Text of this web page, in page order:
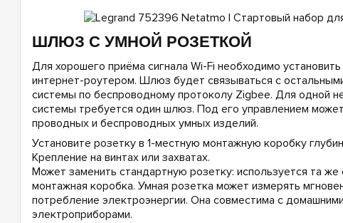
ШЛЮЗ С УМНОЙ РОЗЕТКОЙ
Для хорошего приёма сигнала Wi-Fi необходимо
интернет-роутером. Шлюз будет связываться с
системы по беспроводному протоколу Zigbee. Для одной
системы требуется один шлюз. Под его управлением
проводных и беспроводных умных изделий.
Установите розетку в 1-местную монтажную коробку
Крепление на винтах или захватах.
Может заменить стандартную розетку: используется та
монтажная коробка. Умная розетка может измерять
потребление электроэнергии. Она совместима с
электроприборами.